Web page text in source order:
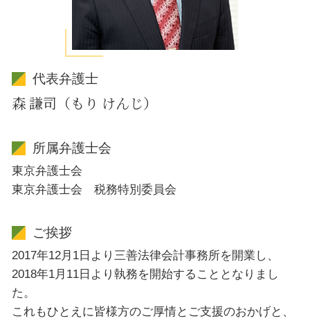
代表弁護士
森 謙司（もり けんじ）
所属弁護士会
東京弁護士会
東京弁護士会 税務特別委員会
ご挨拶
2017年12月1日より三善法律会計事務所を開業し、
2018年1月11日より執務を開始することとなりまし
た。
これもひとえに皆様方のご厚情とご支援のおかげと、